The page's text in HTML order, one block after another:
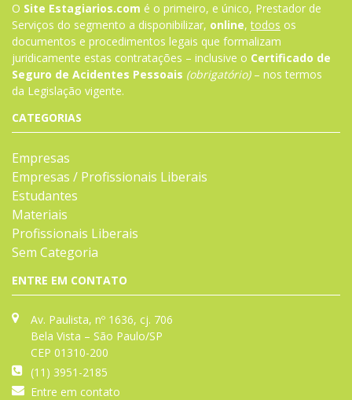
O Site Estagiarios.com é o primeiro, e único, Prestador de
Serviços do segmento a disponibilizar, online,todos os
documentos e procedimentos legais que formalizam
juridicamente estas contratações – inclusive o Certificado de
Seguro de Acidentes Pessoais (obrigatório)– nos termos
da Legislação vigente.
CATEGORIAS
Empresas
Empresas / Profissionais Liberais
Estudantes
Materiais
Profissionais Liberais
Sem Categoria
ENTRE EM CONTATO
Av. Paulista, nº 1636, cj. 706
Bela Vista – São Paulo/SP
CEP 01310-200
(11) 3951-2185
Entre em contato